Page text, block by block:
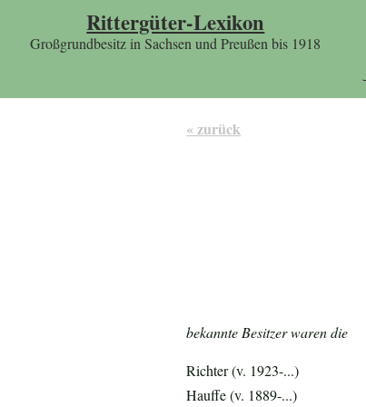
Rittergüter-Lexikon
Großgrundbesitz in Sachsen und Preußen bis 1918
« zurück
bekannte Besitzer waren die
Richter (v. 1923-...)
Hauffe (v. 1889-...)